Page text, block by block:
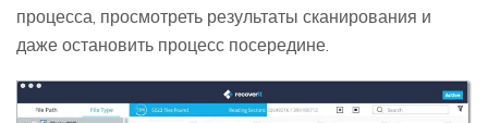
процесса, просмотреть результаты сканирования и
даже остановить процесс посередине.